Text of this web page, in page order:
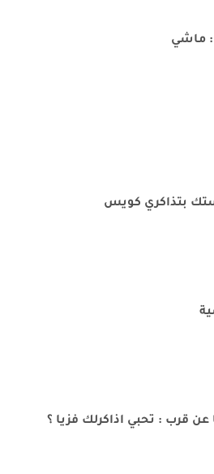
: ماشي
بتذاكري كويس
قرب : تحبي اذاكرلك فزيا ؟